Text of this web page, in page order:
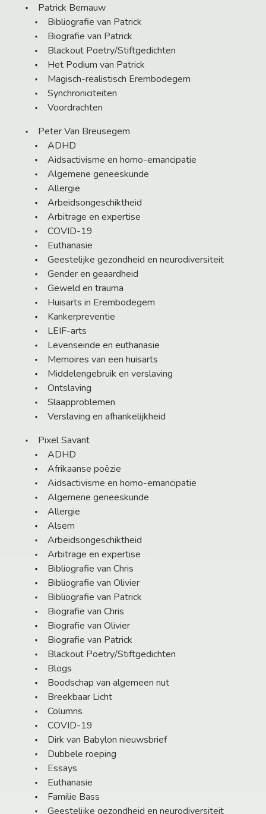
Patrick Bernauw
Bibliografie van Patrick
Biografie van Patrick
Blackout Poetry/Stiftgedichten
Het Podium van Patrick
Magisch-realistisch Erembodegem
Synchroniciteiten
Voordrachten
Peter Van Breusegem
ADHD
Aidsactivisme en homo-emancipatie
Algemene geneeskunde
Allergie
Arbeidsongeschiktheid
Arbitrage en expertise
COVID-19
Euthanasie
Geestelijke gezondheid en neurodiversiteit
Gender en geaardheid
Geweld en trauma
Huisarts in Erembodegem
Kankerpreventie
LEIF-arts
Levenseinde en euthanasie
Memoires van een huisarts
Middelengebruik en verslaving
Ontslaving
Slaapproblemen
Verslaving en afhankelijkheid
Pixel Savant
ADHD
Afrikaanse poëzie
Aidsactivisme en homo-emancipatie
Algemene geneeskunde
Allergie
Alsem
Arbeidsongeschiktheid
Arbitrage en expertise
Bibliografie van Chris
Bibliografie van Olivier
Bibliografie van Patrick
Biografie van Chris
Biografie van Olivier
Biografie van Patrick
Blackout Poetry/Stiftgedichten
Blogs
Boodschap van algemeen nut
Breekbaar Licht
Columns
COVID-19
Dirk van Babylon nieuwsbrief
Dubbele roeping
Essays
Euthanasie
Familie Bass
Geestelijke gezondheid en neurodiversiteit